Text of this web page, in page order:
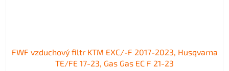
FWF vzduchový filtr KTM EXC/-F 2017-2023, Husqvarna
TE/FE 17-23, Gas Gas EC F 21-23